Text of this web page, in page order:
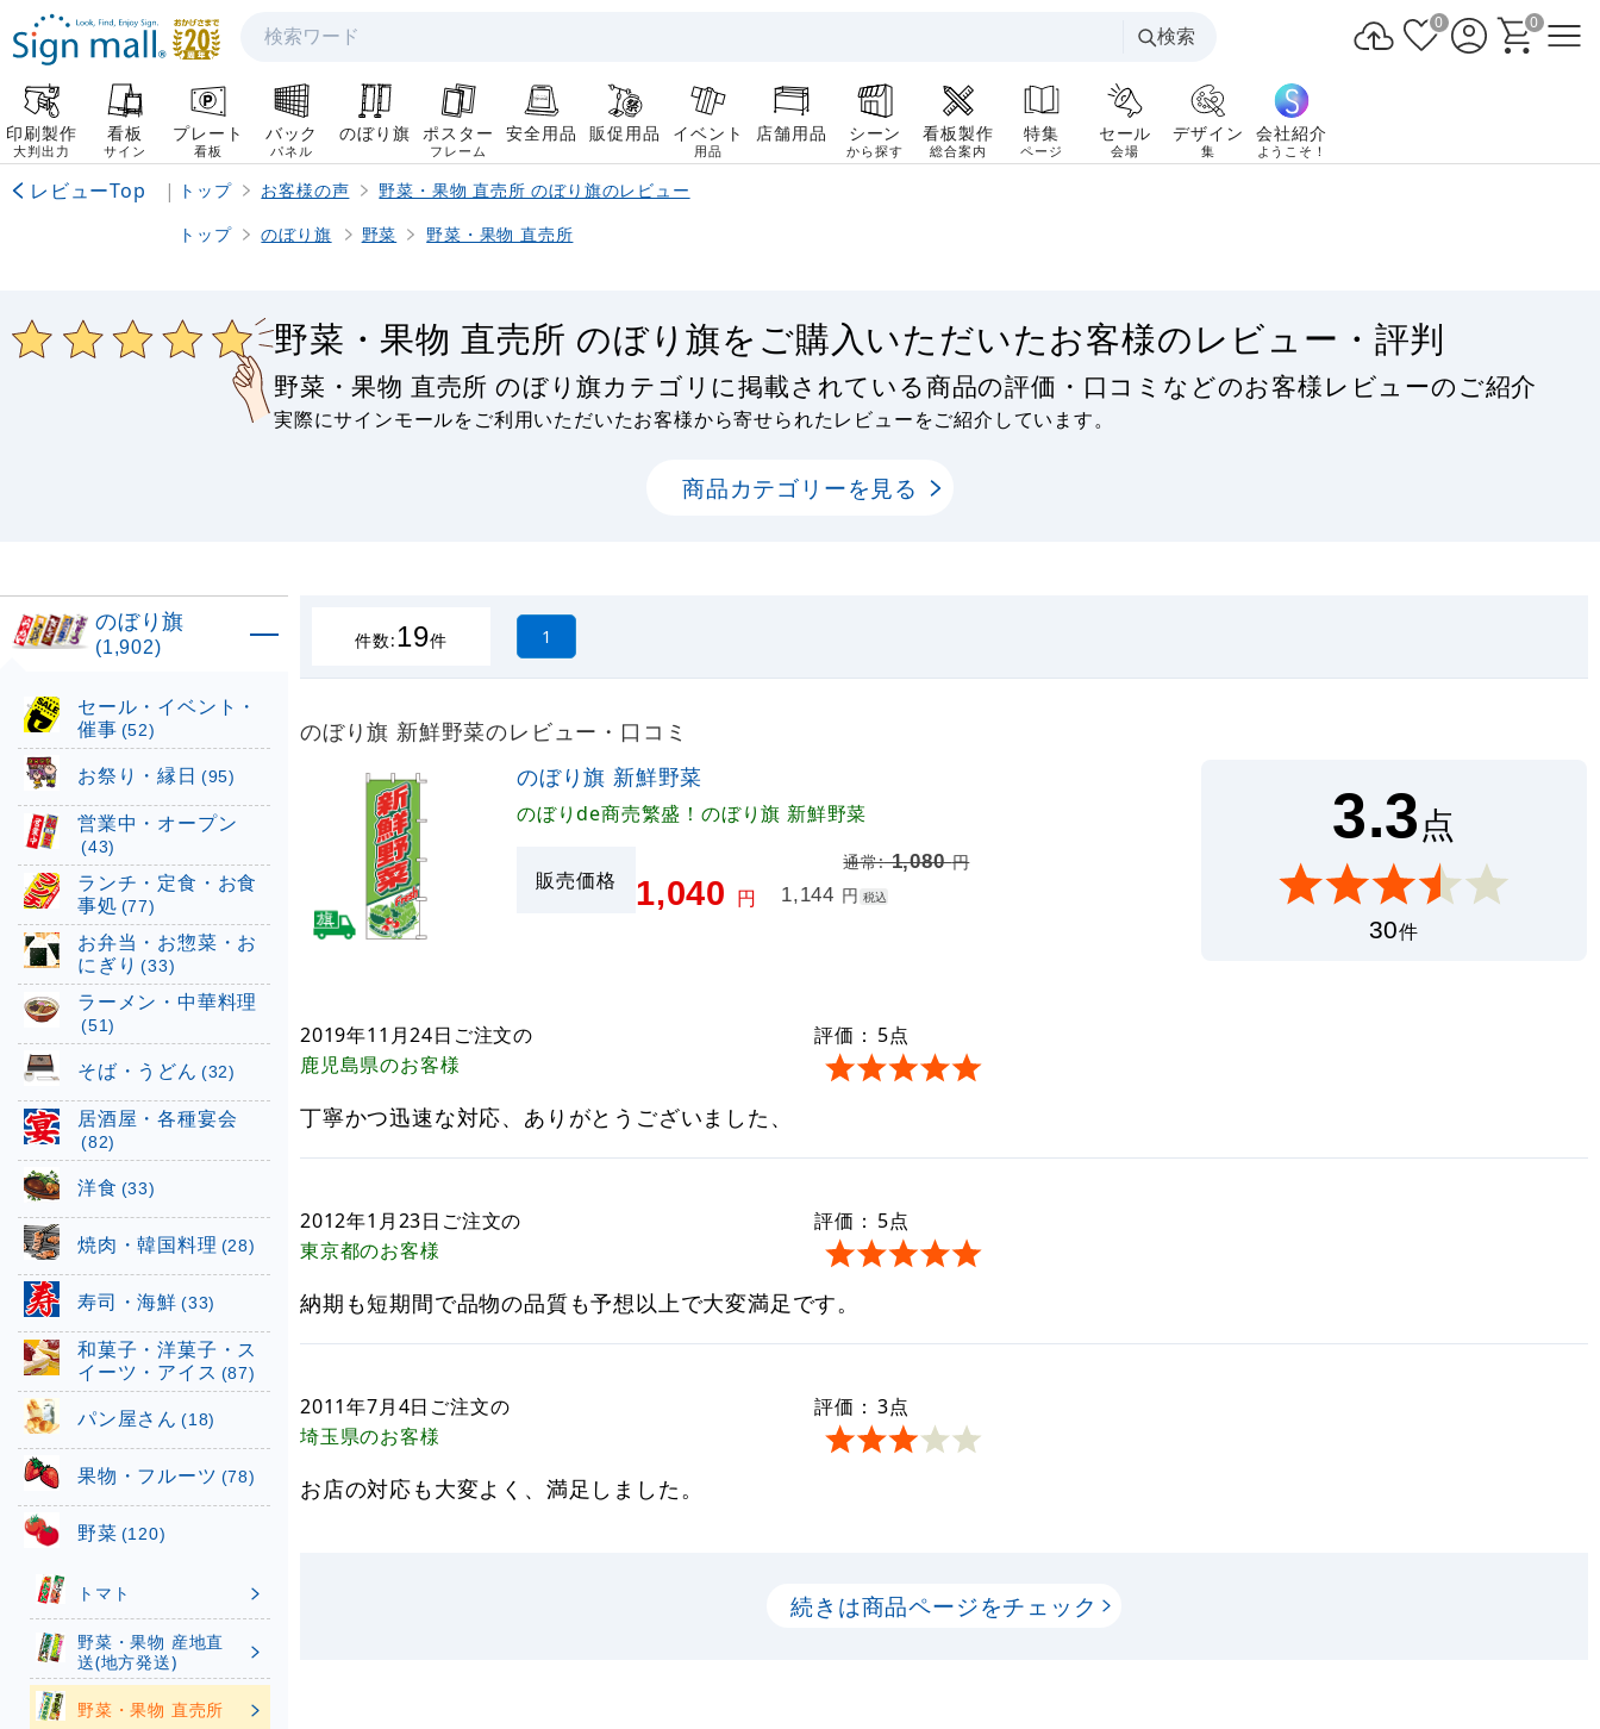
検索
検索
0 0
印刷製作
大判出力
看板
サイン
プレート
看板
バック
パネル
のぼり旗 ポスター
フレーム
安全用品 販促用品 イベント
用品
店舗用品 シーン
から探す
看板製作
総合案内
特集
ページ
セール
会場
デザイン
集
会社紹介
ようこそ！
レビューTop | トップ お客様の声
野菜・果物 直売所 のぼり旗のレビュー
トップ
のぼり旗 野菜 野菜・果物 直売所
野菜・果物 直売所 のぼり旗をご購入いただいたお客様のレビュー・評判
野菜・果物 直売所 のぼり旗カテゴリに掲載されている商品の評価・口コミなどのお客様レビューのご紹介
実際にサインモールをご利用いただいたお客様から寄せられたレビューをご紹介しています。
商品カテゴリーを見る
件数:19件 1
のぼり旗 新鮮野菜のレビュー・口コミ
のぼり旗 新鮮野菜
のぼりde商売繁盛！のぼり旗 新鮮野菜
販売価格
通常:1,080円
1,040 円 1,144 円 税込
3.3点
30件
2019年11月24日 ご注文の
鹿児島県のお客様
評価： 5点
丁寧かつ迅速な対応、ありがとうございました、
2012年1月23日 ご注文の
東京都のお客様
評価： 5点
納期も短期間で品物の品質も予想以上で大変満足です。
2011年7月4日 ご注文の
埼玉県のお客様
評価： 3点
お店の対応も大変よく、満足しました。
続きは商品ページをチェック
のぼり旗
(1,902)
セール・イベント・
催事 (52)
お祭り・縁日 (95)
営業中・オープン
(43)
ランチ・定食・お食
事処 (77)
お弁当・お惣菜・お
にぎり (33)
ラーメン・中華料理
(51)
そば・うどん (32)
居酒屋・各種宴会
(82)
洋食 (33)
焼肉・韓国料理 (28)
寿司・海鮮 (33)
和菓子・洋菓子・ス
イーツ・アイス (87)
パン屋さん (18)
果物・フルーツ (78)
野菜 (120)
トマト
野菜・果物 産地直
送(地方発送)
野菜・果物 直売所